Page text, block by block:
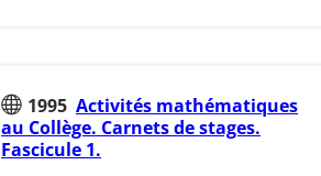
1995 Activités mathématiques
au Collège. Carnets de stages.
Fascicule 1.